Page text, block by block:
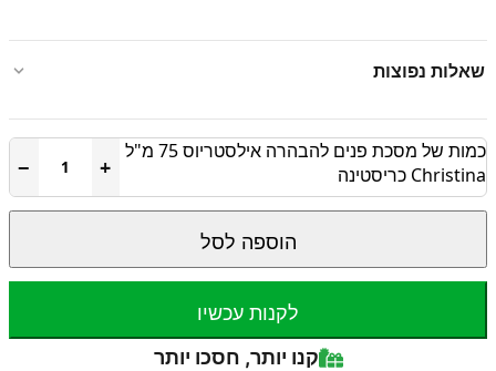
שאלות נפוצות
כמות של מסכת פנים להבהרה אילסטריוס 75 מ"ל
Christina כריסטינה
+
−
הוספה לסל
לקנות עכשיו
קנו יותר, חסכו יותר